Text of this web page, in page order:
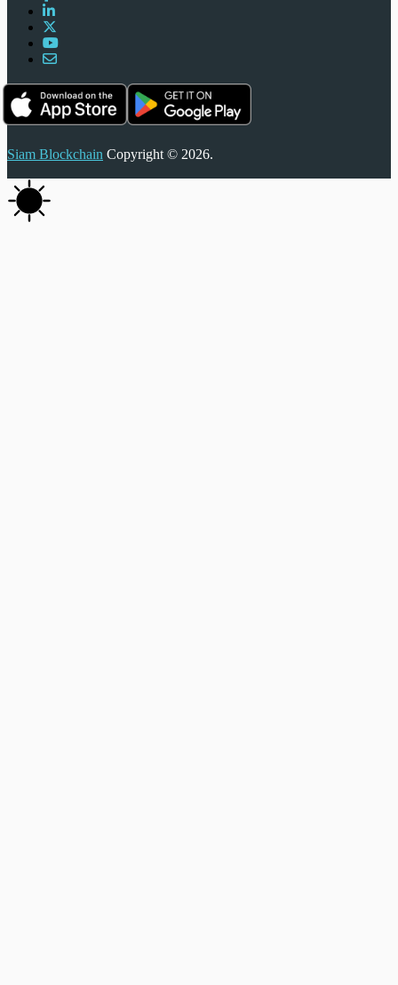
Siam Blockchain Copyright © 2026.